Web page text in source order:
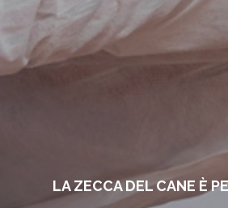
LA ZECCA DEL CANE È